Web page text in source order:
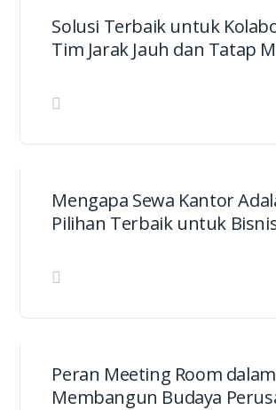
Solusi Terbaik untuk
Tim Jarak Jauh dan Tatap
Mengapa Sewa Kantor
Pilihan Terbaik untuk
Peran Meeting Room dalam
Membangun Budaya